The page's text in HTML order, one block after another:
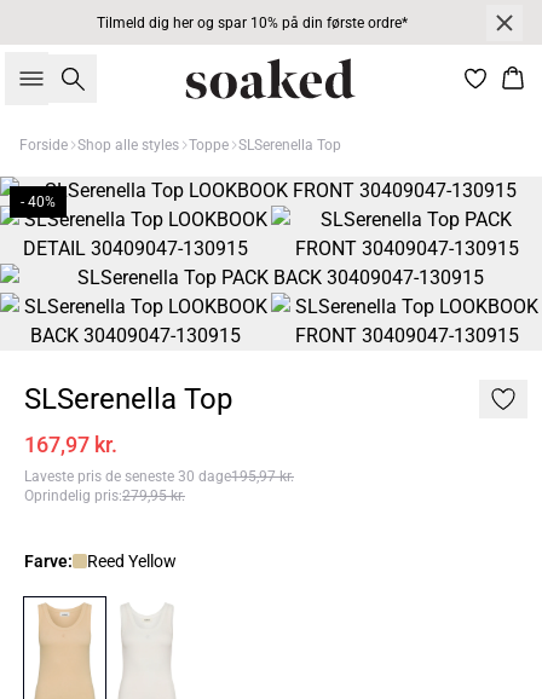
Tilmeld dig her og spar 10% på din første ordre*
Søg
Forside Shop alle styles Toppe SLSerenella Top
- 40%
SLSerenella Top
167,97 kr.
Laveste pris de seneste 30 dage195,97 kr.
Oprindelig pris:279,95 kr.
Farve: Reed Yellow